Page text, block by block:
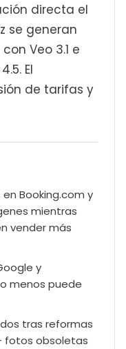
directa el
se generan
Veo 3.1 e
El
de tarifas y
en Booking.com y
mientras
vender más
y
menos puede
tras reformas
fotos obsoletas